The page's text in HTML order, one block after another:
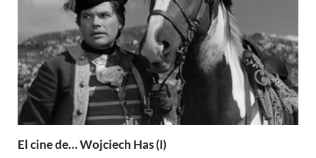
El cine de… Wojciech Has (I)